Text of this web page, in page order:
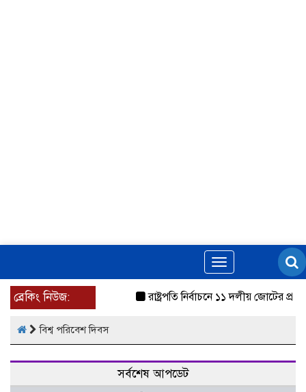
Toggle
navigation
ব্রেকিং নিউজ: রাষ্ট্রপতি নির্বাচনে ১১ দলীয় জোটের
বিশ্ব পরিবেশ দিবস
সর্বশেষ আপডেট